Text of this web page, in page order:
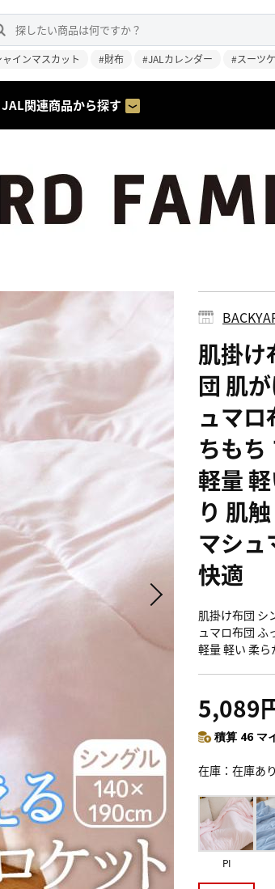
インマスカット #財布 #JALカレンダー #スーツ
JAL関連商品から探す
肌掛け
団 肌
ュマロ
ちもち
軽量
り 肌
マシュ
快適
肌掛け布団 シ
ュマロ布団 ふ
軽量 軽い 柔
5,089
積算 46 マ
在庫 在庫あ
PI